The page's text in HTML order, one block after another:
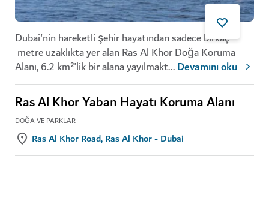
Dubai'nin hareketli şehir hayatından sadece birkaç
metre uzaklıkta yer alan Ras Al Khor Doğa Koruma
Alanı, 6.2 km²'lik bir alana yayılmakt...Devamını oku
Ras Al Khor Yaban Hayatı Koruma Alanı
DOĞA VE PARKLAR
Ras Al Khor Road, Ras Al Khor - Dubai